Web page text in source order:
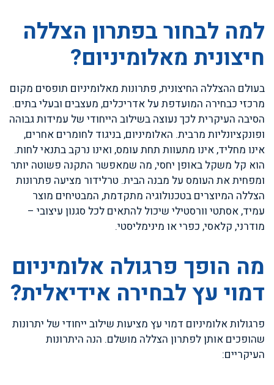
למה לבחור בפתרון הצללה
חיצונית מאלומיניום?
בעולם ההצללה החיצונית, פתרונות מאלומיניום תופסים מקום
מרכזי כבחירה המועדפת על אדריכלים, מעצבים ובעלי בתים.
הסיבה העיקרית לכך נעוצה בשילוב הייחודי של עמידות גבוהה
ופונקציונליות מרבית. האלומיניום, בניגוד לחומרים אחרים,
אינו מחליד, אינו מתעוות תחת עומס, ואינו נרקב בתנאי לחות.
הוא קל משקל באופן יחסי, מה שמאפשר התקנה פשוטה יותר
ומפחית את העומס על מבנה הבית. טרלידור מציעה פתרונות
הצללה המיוצרים בטכנולוגיה מתקדמת, המבטיחים מוצר
עמיד, אסתטי וורסטילי שיכול להתאים לכל סגנון עיצובי –
מודרני, קלאסי, כפרי או מינימליסטי.
מה הופך פרגולה אלומיניום
דמוי עץ לבחירה אידיאלית?
פרגולות אלומיניום דמוי עץ מציעות שילוב ייחודי של יתרונות
שהופכים אותן לפתרון הצללה מושלם. הנה היתרונות
העיקריים: